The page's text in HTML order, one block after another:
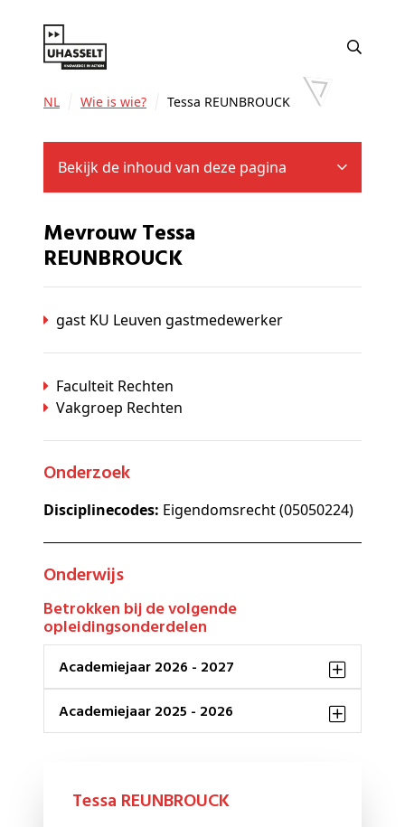
NL Wie is wie? Tessa REUNBROUCK
Bekijk de inhoud van deze pagina
Mevrouw Tessa
REUNBROUCK
gast KU Leuven gastmedewerker
Faculteit Rechten
Vakgroep Rechten
Onderzoek
Disciplinecodes: Eigendomsrecht (05050224)
Onderwijs
Betrokken bij de volgende
opleidingsonderdelen
Academiejaar 2026 - 2027
Academiejaar 2025 - 2026
Tessa REUNBROUCK